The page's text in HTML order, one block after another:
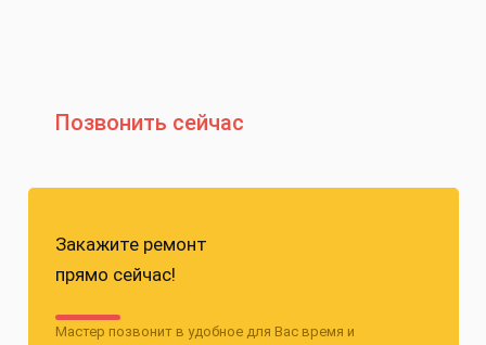
Позвонить сейчас
Закажите ремонт
прямо сейчас!
Мастер позвонит в удобное для Вас время и